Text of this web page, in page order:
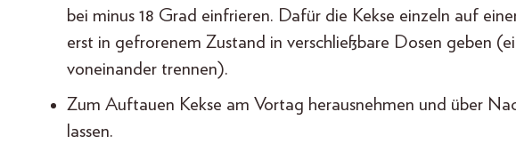
bei minus 18 Grad einfrieren. Dafür die Kekse einzeln auf
erst in gefrorenem Zustand in verschließbare Dosen geben
voneinander trennen).
Zum Auftauen Kekse am Vortag herausnehmen und über
lassen.